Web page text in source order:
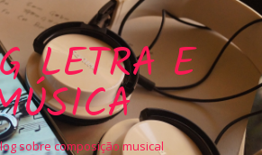
LETRA E
sobre composição musical